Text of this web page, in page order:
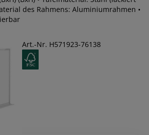
des Rahmens: Aluminiumrahmen •
Art.-Nr. H571923-76138